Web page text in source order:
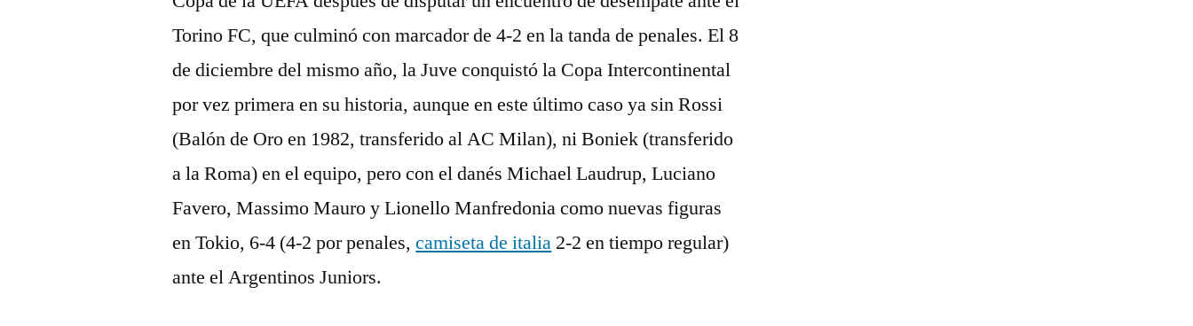
Torino FC, que culminó con marcador de 4-2 en la tanda de penales. El 8
de diciembre del mismo año, la Juve conquistó la Copa Intercontinental
por vez primera en su historia, aunque en este último caso ya sin Rossi
(Balón de Oro en 1982, transferido al AC Milan), ni Boniek (transferido
a la Roma) en el equipo, pero con el danés Michael Laudrup, Luciano
Favero, Massimo Mauro y Lionello Manfredonia como nuevas figuras
en Tokio, 6-4 (4-2 por penales,camiseta de italia 2-2 en tiempo regular)
ante el Argentinos Juniors.